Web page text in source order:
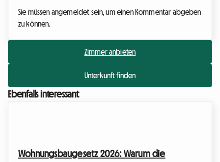
Sie müssen angemeldet sein, um einen Kommentar abgeben
zu können.
Zimmer anbieten
Unterkunft finden
Ebenfalls interessant
Wohnungsbaugesetz 2026: Warum die